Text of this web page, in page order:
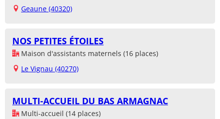
Geaune (40320)
NOS PETITES ÉTOILES
Maison d'assistants maternels (16 places)
Le Vignau (40270)
MULTI-ACCUEIL DU BAS ARMAGNAC
Multi-accueil (14 places)